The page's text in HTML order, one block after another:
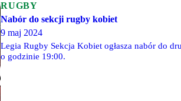
RUGBY
Nabór do sekcji rugby kobiet
9 maj 2024
Legia Rugby Sekcja Kobiet ogłasza nabór do
o godzinie 19:00.